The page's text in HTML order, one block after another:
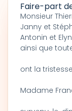
Faire-part
Monsieur
Janny et
Antonin et
ainsi que
ont la
Madame